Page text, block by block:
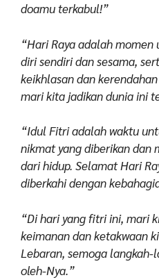
doamu terkabul!”
“Hari Raya adalah
diri sendiri dan sesama,
keikhlasan dan
mari kita jadikan dunia ini
“Idul Fitri adalah waktu
nikmat yang diberikan dan
dari hidup. Selamat Hari
diberkahi dengan
“Di hari yang fitri ini, mari
keimanan dan ketakwaan
Lebaran, semoga
oleh-Nya.”